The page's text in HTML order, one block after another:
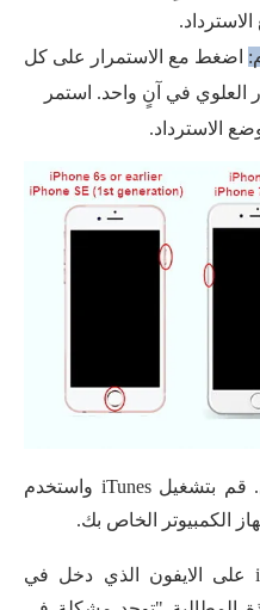
اضغط مع الاستمرار على كل
العلوي في آنٍ واحد. استمر
الاسترداد.
لنأخذ iTunes كالمثال. قم بتشغيل iTunes واستخدم
سوف يتعرف iTunes على الايفون الذي دخل في